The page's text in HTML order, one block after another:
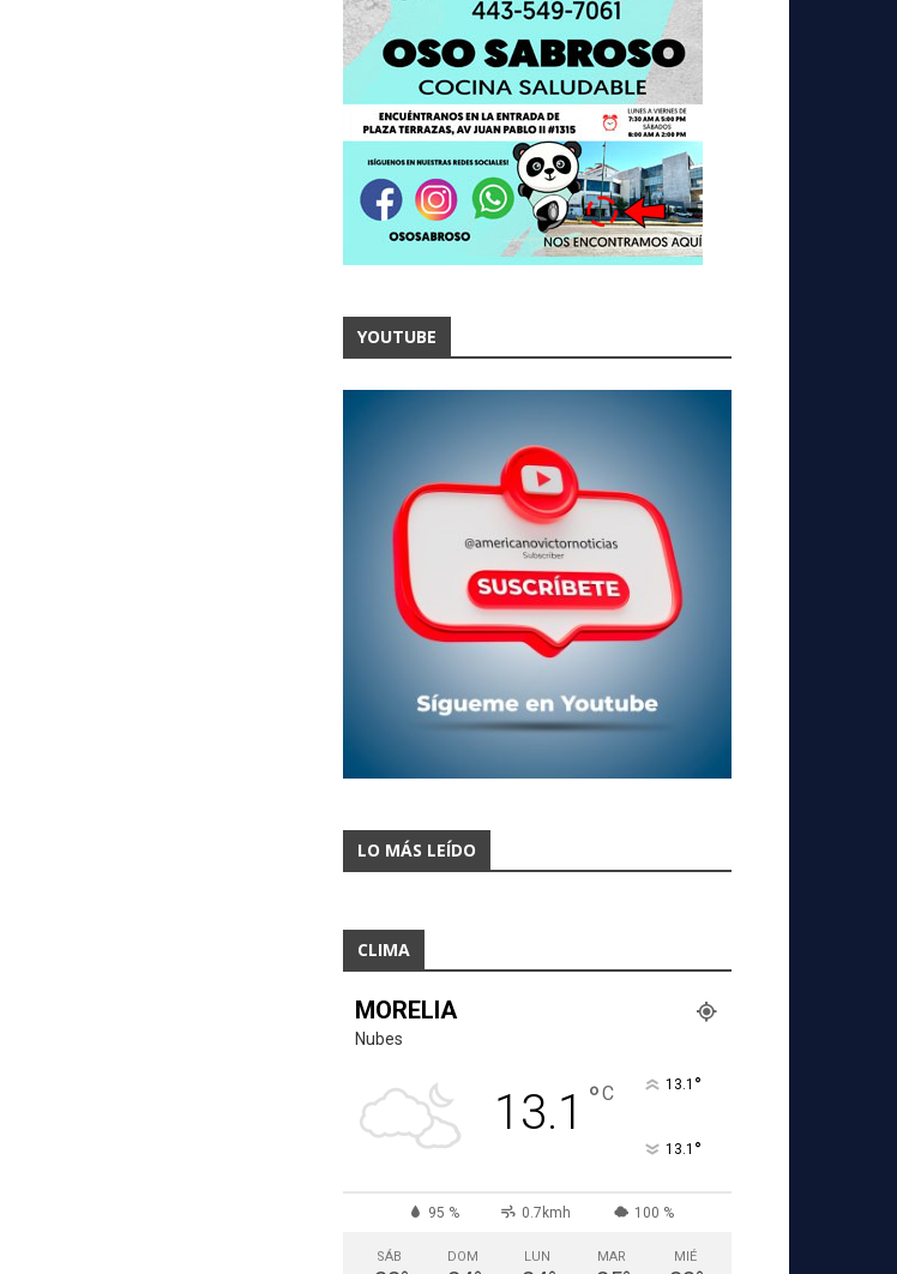
YOUTUBE
LO MÁS LEÍDO
CLIMA
MORELIA
Nubes
13.1 °C 13.1 °
13.1 °
95 % 0.7kmh 100 %
SÁB DOM LUN MAR MIÉ